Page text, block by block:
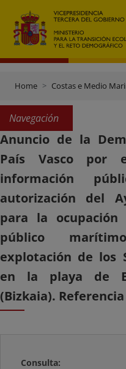
Home Costas e Medio
Navegación
Anuncio de la
País Vasco por
información
autorización del
para la
público
explotación de los
en la playa de
(Bizkaia).
Consulta: